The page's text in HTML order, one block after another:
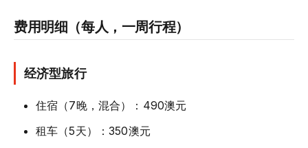
费用明细（每人，一周行程）
经济型旅行
住宿（7晚，混合）：490澳元
租车（5天）：350澳元